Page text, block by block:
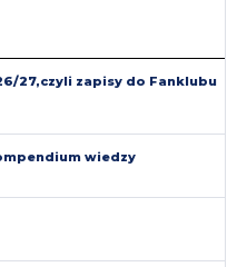
27,czyli zapisy do Fanklubu
wiedzy